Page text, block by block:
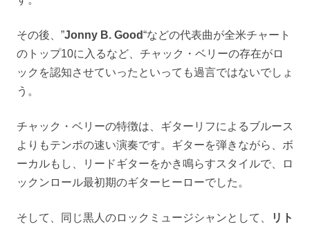
その後、”Jonny B. Good“などの代表曲が全米チャート
のトップ10に入るなど、チャック・ベリーの存在がロ
ックを認知させていったといっても過言ではないでしょ
う。
チャック・ベリーの特徴は、ギターリフによるブルース
よりもテンポの速い演奏です。ギターを弾きながら、ボ
ーカルもし、リードギターをかき鳴らすスタイルで、ロ
ックンロール最初期のギターヒーローでした。
そして、同じ黒人のロックミュージシャンとして、
リト